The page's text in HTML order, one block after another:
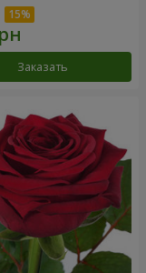
Заказать